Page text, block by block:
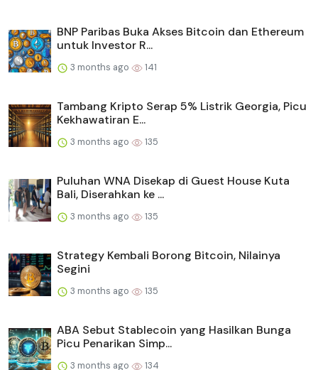
BNP Paribas Buka Akses Bitcoin dan Ethereum
untuk Investor R...
3 months ago 141
Tambang Kripto Serap 5% Listrik Georgia, Picu
Kekhawatiran E...
3 months ago 135
Puluhan WNA Disekap di Guest House Kuta
Bali, Diserahkan ke ...
3 months ago 135
Strategy Kembali Borong Bitcoin, Nilainya
Segini
3 months ago 135
ABA Sebut Stablecoin yang Hasilkan Bunga
Picu Penarikan Simp...
3 months ago 134